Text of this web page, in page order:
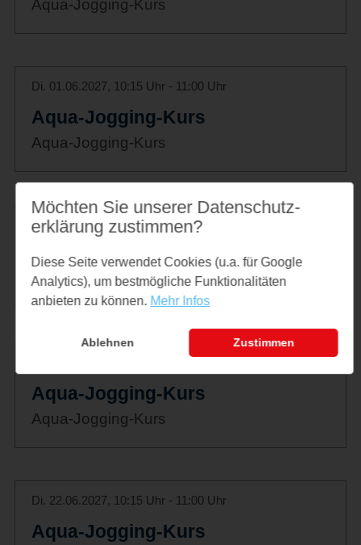
Aqua-Jogging-Kurs
Di. 01.06.2027, 10:15 Uhr - 11:00 Uhr
Aqua-Jogging-Kurs
Aqua-Jogging-Kurs
Di. 08.06.2027, 10:15 Uhr - 11:00 Uhr
Aqua-Jogging-Kurs
Aqua-Jogging-Kurs
Aqua-Jogging-Kurs
Aqua-Jogging-Kurs
Di. 22.06.2027, 10:15 Uhr - 11:00 Uhr
Aqua-Jogging-Kurs
Möchten Sie unserer Datenschutz­
erklärung zustimmen?
Diese Seite verwendet Cookies (u.a. für Google
Analytics), um bestmögliche Funktionalitäten
anbieten zu können. Mehr Infos
Ablehnen Zustimmen